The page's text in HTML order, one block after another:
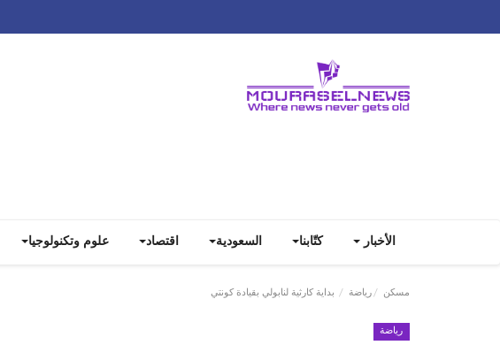
الأخبار كتّابنا السعودية اقتصاد علوم وتكنولوجيا
مسكن رياضة بداية كارثية لنابولي بقيادة كونتي
رياضة